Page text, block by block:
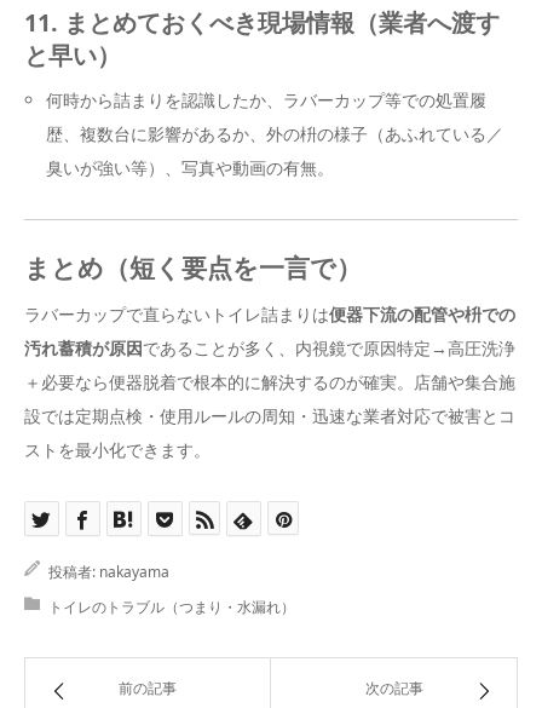
11. まとめておくべき現場情報（業者へ渡す
と早い）
何時から詰まりを認識したか、ラバーカップ等での処置履
歴、複数台に影響があるか、外の枡の様子（あふれている／
臭いが強い等）、写真や動画の有無。
まとめ（短く要点を一言で）
ラバーカップで直らないトイレ詰まりは便器下流の配管や枡での
汚れ蓄積が原因であることが多く、内視鏡で原因特定→高圧洗浄
＋必要なら便器脱着で根本的に解決するのが確実。店舗や集合施
設では定期点検・使用ルールの周知・迅速な業者対応で被害とコ
ストを最小化できます。
投稿者: nakayama
トイレのトラブル（つまり・水漏れ）
前の記事 次の記事